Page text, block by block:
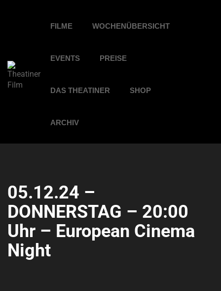
FILME WOCHENÜBERSICHT
EVENTS PREISE
DAS THEATINER SHOP
ARCHIV
05.12.24 –
DONNERSTAG – 20:00
Uhr – European Cinema
Night